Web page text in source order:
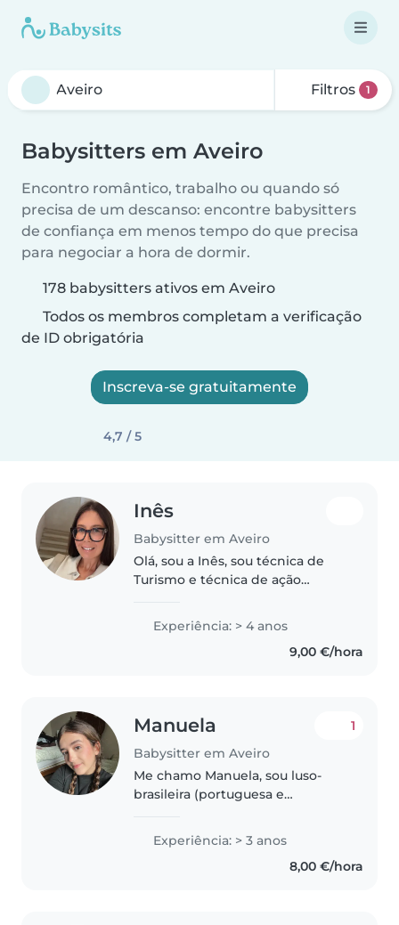
Filtros 1
Babysitters em Aveiro
Encontro romântico, trabalho ou quando só
precisa de um descanso: encontre babysitters
de confiança em menos tempo do que precisa
para negociar a hora de dormir.
178 babysitters ativos em Aveiro
Todos os membros completam a verificação
de ID obrigatória
Inscreva-se gratuitamente
4,7 / 5
Inês
Babysitter em Aveiro
Olá, sou a Inês, sou técnica de
Turismo e técnica de ação
área à 5 anos.
Experiência: > 4 anos
9,00 €/hora
Manuela
Babysitter em Aveiro
1
Me chamo Manuela, sou luso-
brasileira (portuguesa e
Sempre trabalhei como babá e
também já atuei em espaços
Experiência: > 3 anos
8,00 €/hora